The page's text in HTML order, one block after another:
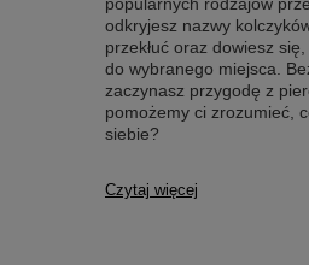
popularnych rodzajów
odkryjesz nazwy
przekłuć oraz dowiesz
do wybranego miejsca.
zaczynasz przygodę z
pomożemy ci zrozumieć,
siebie?
Czytaj więcej